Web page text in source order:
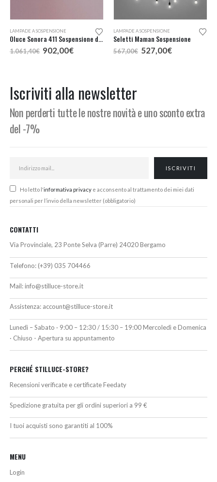
LAMPADE A SOSPENSIONE
Oluce Sonora 411 Sospensione d. 50
1.061,40€ Il
prezzo
902,00€Il
LAMPADE A SOSPENSIONE
Seletti Maman Sospensione
567,00€ Il
prezzo
527,00€Il
Iscriviti alla newsletter
Non perderti tutte le nostre novità e uno sconto extra
del -7%
Ho letto l'informativa privacy e acconsento al trattamento dei miei dati
personali per l’invio della newsletter (obbligatorio)
CONTATTI
Via Provinciale, 23 Ponte Selva (Parre) 24020 Bergamo
Telefono: (+39) 035 704466
Mail:info@stilluce-store.it
Assistenza: account@stilluce-store.it
Lunedì – Sabato · 9:00 – 12:30 / 15:30 – 19:00 Mercoledì e Domenica
· Chiuso - Apertura su appuntamento
PERCHÉ STILLUCE-STORE?
Recensioni verificate e certificate Feedaty
Spedizione gratuita per gli ordini superiori a 99 €
I tuoi acquisti sono garantiti al 100%
MENU
Login